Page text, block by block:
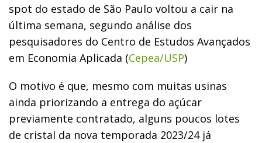
spot do estado de São Paulo voltou a cair na
última semana, segundo análise dos
pesquisadores do Centro de Estudos Avançados
em Economia Aplicada (Cepea/USP)
O motivo é que, mesmo com muitas usinas
ainda priorizando a entrega do açúcar
previamente contratado, alguns poucos lotes
de cristal da nova temporada 2023/24 já